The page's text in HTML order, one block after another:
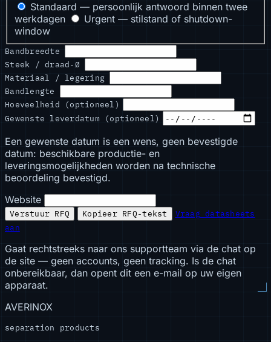
Standaard — persoonlijk antwoord binnen twee
werkdagen
Urgent — stilstand of shutdown-
window
Bandbreedte
Steek / draad-Ø
Materiaal / legering
Bandlengte
Hoeveelheid (optioneel)
Gewenste leverdatum (optioneel)
Een gewenste datum is een wens, geen bevestigde
datum: beschikbare productie- en
leveringsmogelijkheden worden na technische
beoordeling bevestigd.
Website
Verstuur RFQ Kopieer RFQ-tekst
Vraag datasheets
aan
Gaat rechtstreeks naar ons supportteam via de chat op
de site — geen accounts, geen tracking. Is de chat
onbereikbaar, dan opent dit een e-mail op uw eigen
apparaat.
AVERINOX
separation products